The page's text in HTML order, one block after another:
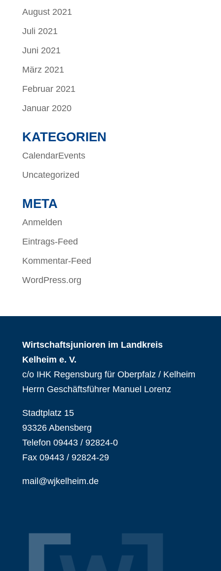
August 2021
Juli 2021
Juni 2021
März 2021
Februar 2021
Januar 2020
KATEGORIEN
CalendarEvents
Uncategorized
META
Anmelden
Eintrags-Feed
Kommentar-Feed
WordPress.org
Wirtschaftsjunioren im Landkreis
Kelheim e. V.
c/o IHK Regensburg für Oberpfalz / Kelheim
Herrn Geschäftsführer Manuel Lorenz
Stadtplatz 15
93326 Abensberg
Telefon 09443 / 92824-0
Fax 09443 / 92824-29
mail@wjkelheim.de